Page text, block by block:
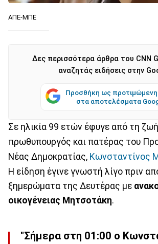
ΑΠΕ-ΜΠΕ
Δες περισσότερα άρθρα του CNN
αναζητάς ειδήσεις στην
Προσθήκη ως
στα αποτελέσματα
Σε ηλικία 99 ετών έφυγε από τη
πρωθυπουργός και πατέρας του
Νέας Δημοκρατίας, Κωνσταντίνος
Η είδηση έγινε γνωστή λίγο πριν
ξημερώματα της Δευτέρας με
οικογένειας Μητσοτάκη.
"Σήμερα στη 01:00 ο